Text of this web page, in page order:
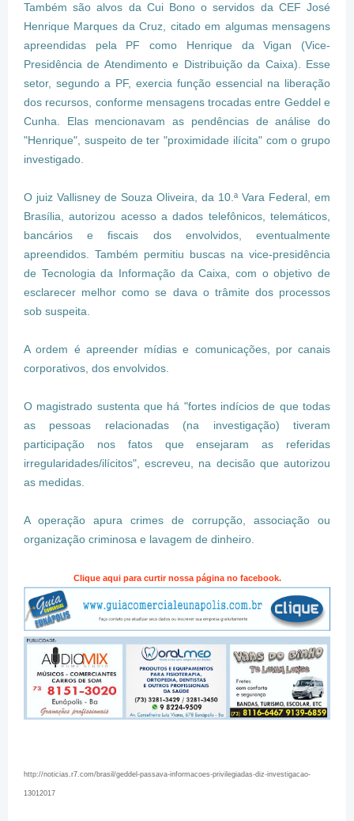
Também são alvos da Cui Bono o servidos da CEF José
Henrique Marques da Cruz, citado em algumas mensagens
apreendidas pela PF como Henrique da Vigan (Vice-
Presidência de Atendimento e Distribuição da Caixa). Esse
setor, segundo a PF, exercia função essencial na liberação
dos recursos, conforme mensagens trocadas entre Geddel e
Cunha. Elas mencionavam as pendências de análise do
"Henrique", suspeito de ter "proximidade ilícita" com o grupo
investigado.
O juiz Vallisney de Souza Oliveira, da 10.ª Vara Federal, em
Brasília, autorizou acesso a dados telefônicos, telemáticos,
bancários e fiscais dos envolvidos, eventualmente
apreendidos. Também permitiu buscas na vice-presidência
de Tecnologia da Informação da Caixa, com o objetivo de
esclarecer melhor como se dava o trâmite dos processos
sob suspeita.
A ordem é apreender mídias e comunicações, por canais
corporativos, dos envolvidos.
O magistrado sustenta que há "fortes indícios de que todas
as pessoas relacionadas (na investigação) tiveram
participação nos fatos que ensejaram as referidas
irregularidades/ilícitos", escreveu, na decisão que autorizou
as medidas.
A operação apura crimes de corrupção, associação ou
organização criminosa e lavagem de dinheiro.
Clique aqui para curtir nossa página no facebook.
http://noticias.r7.com/brasil/geddel-passava-informacoes-privilegiadas-diz-investigacao-
13012017